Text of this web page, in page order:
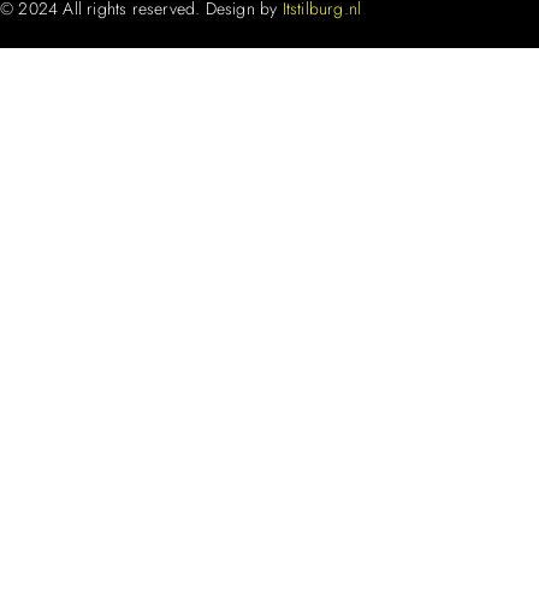
© 2024 All rights reserved. Design by Itstilburg.nl